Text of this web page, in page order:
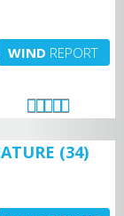
WIND REPORT
(34)